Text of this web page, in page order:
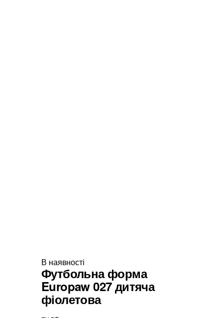
В наявності
Футбольна форма
Europaw 027 дитяча
фіолетова